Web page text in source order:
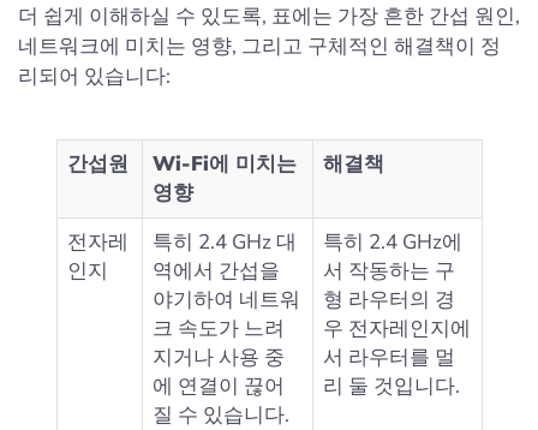
더 쉽게 이해하실 수 있도록, 표에는 가장 흔한 간섭 원인,
네트워크에 미치는 영향, 그리고 구체적인 해결책이 정
리되어 있습니다:
간섭원
Wi-Fi에 미치는
영향
해결책
전자레
인지
특히 2.4 GHz 대
역에서 간섭을
야기하여 네트워
크 속도가 느려
지거나 사용 중
에 연결이 끊어
질 수 있습니다.
특히 2.4 GHz에
서 작동하는 구
형 라우터의 경
우 전자레인지에
서 라우터를 멀
리 둘 것입니다.